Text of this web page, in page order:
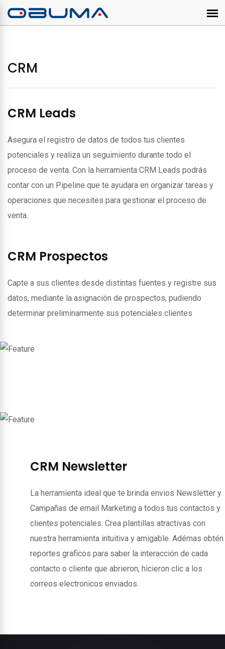
CRM
CRM Leads
Asegura el registro de datos de todos tus clientes
potenciales y realiza un seguimiento durante todo el
proceso de venta. Con la herramienta CRM Leads podrás
contar con un Pipeline que te ayudara en organizar tareas y
operaciones que necesites para gestionar el proceso de
venta.
CRM Prospectos
Capte a sus clientes desde distintas fuentes y registre sus
datos, mediante la asignación de prospectos, pudiendo
determinar preliminarmente sus potenciales clientes
CRM Newsletter
La herramienta ideal que te brinda envios Newsletter y
Campañas de email Marketing a todos tus contactos y
clientes potenciales. Crea plantillas atractivas con
nuestra herramienta intuitiva y amigable. Adémas obtén
reportes graficos para saber la interacción de cada
contacto o cliente que abrieron, hicieron clic a los
correos electronicos enviados.